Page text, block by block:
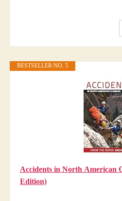
BESTSELLER NO. 5
Accidents in North American
Edition)